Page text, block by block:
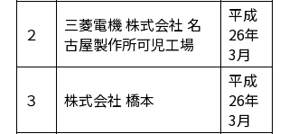
２
三菱電機 株式会社 名
古屋製作所可児工場
平成
26年
3月
３ 株式会社 橋本
平成
26年
3月